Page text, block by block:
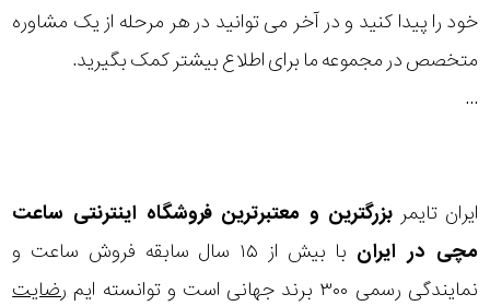
خود را پیدا کنید و در آخر می توانید در هر مرحله از یک مشاوره
متخصص در مجموعه ما برای اطلاع بیشتر کمک بگیرید.
...
ایران تایمر بزرگترین و معتبرترین فروشگاه اینترنتی ساعت
مچی در ایران
با بیش از ۱۵ سال سابقه فروش ساعت و
نمایندگی رسمی ۳۰۰ برند جهانی است و توانسته ایم
رضایت
نمایش
عرض
قاب
طرح
صفحه